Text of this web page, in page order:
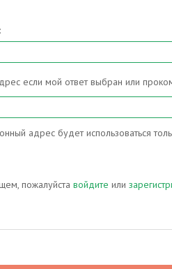
если мой ответ выбран или
адрес будет использоваться
пожалуйста войдите или